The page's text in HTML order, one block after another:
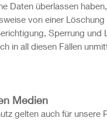
Daten überlassen
von einer
Sperrung
in all diesen Fällen
Medien
gelten auch für unsere